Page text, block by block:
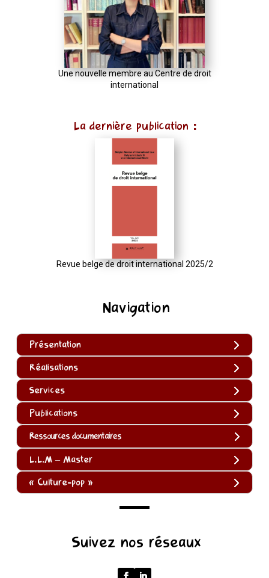
Navigation
Présentation
Réalisations
Services
Publications
Ressources documentaires
L.L.M – Master
« Culture-pop »
Suivez nos réseaux
Une nouvelle membre au Centre de droit
international
La dernière publication :
Revue belge de droit international 2025/2